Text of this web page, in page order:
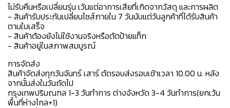
ไม่รับคืนหรือเปลี่ยนรุ่น เว้นแต่อาการเสียที่เกิดจากวัสดุ และการผลิต
- สินค้ารับประกันเปลี่ยนไซส์ภายใน 7 วันนับแต่วันลูกค้าที่ได้รับสินค้า
ตามใบเสร็จ
- สินค้าต้องยังไม่ใช้งานจริงหรือตัดป้ายแท็ก
- สินค้าอยู่ในสภาพสมบูรณ์
การจัดส่ง
สินค้าจัดส่งทุกวันจันทร์ เสาร์ ตัดรอบส่งรอบเช้าเวลา 10.00 น. หลัง
จากนั้นส่งในวันถัดไป
กรุงเทพปริมณฑล 1-3 วันทำการ ต่างจังหวัด 3-4 วันทำการ(ยกเว้น
พื้นที่ห่างไกล+1)